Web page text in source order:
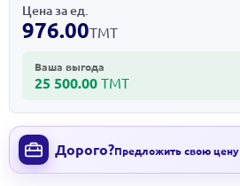
Цена за ед.
976.00ТМТ
Ваша выгода
25 500.00 ТМТ
Дорого?Предложить свою цену